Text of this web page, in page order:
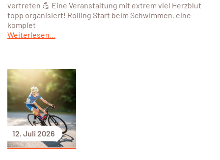
vertreten 💪 Eine Veranstaltung mit extrem viel Herzblut
topp organisiert! Rolling Start beim Schwimmen, eine
komplet
Weiterlesen...
12. Juli 2026